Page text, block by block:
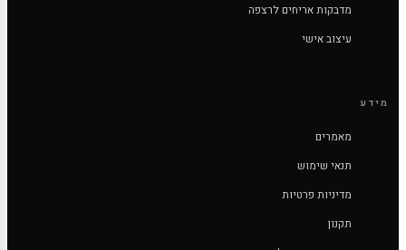
מדבקות אריחים לרצפה
עיצוב אישי
מידע
מאמרים
תנאי שימוש
מדיניות פרטיות
תקנון